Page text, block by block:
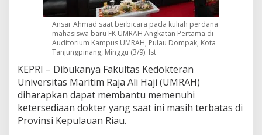
a
n
M
u
l
a
i
T
a
h
u
n
Ansar Ahmad saat berbicara pada kuliah perdana
mahasiswa baru FK UMRAH Angkatan Pertama di
Auditorium Kampus UMRAH, Pulau Dompak, Kota
Tanjungpinang, Minggu (3/9). Ist
KEPRI – Dibukanya Fakultas Kedokteran
Universitas Maritim Raja Ali Haji (UMRAH)
diharapkan dapat membantu memenuhi
ketersediaan dokter yang saat ini masih terbatas di
Provinsi Kepulauan Riau.